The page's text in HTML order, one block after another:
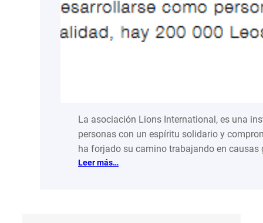
La asociación Lions International, es una
personas con un espíritu solidario y
ha forjado su camino trabajando en
Leer más…